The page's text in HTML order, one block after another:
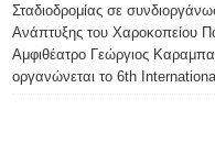
Σταδιοδρομίας σε
Ανάπτυξης του Χαροκοπείου
Αμφιθέατρο Γεώργιος
οργανώνεται το 6th